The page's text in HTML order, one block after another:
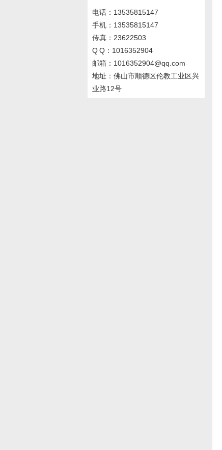
电话：13535815147
手机：13535815147
传真：23622503
Q Q：1016352904
邮箱：1016352904@qq.com
地址：佛山市顺德区伦教工业区兴
业路12号